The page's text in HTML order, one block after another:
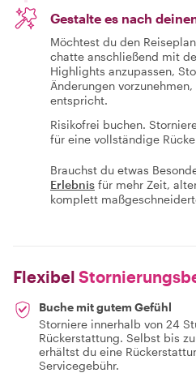
Gestalte es nach
Möchtest du den
chatte anschließend mit
Highlights anzupassen,
Änderungen
entspricht.
Risikofrei buchen.
für eine vollständige
Brauchst du etwas
Erlebnis für mehr Zeit,
komplett
Flexibel
Buche mit gutem Gefühl
Storniere innerhalb von 24
Rückerstattung. Selbst bis
erhältst du eine
Servicegebühr.